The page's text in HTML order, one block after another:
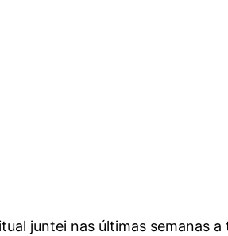
juntei nas últimas semanas